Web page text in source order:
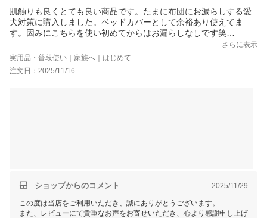
肌触りも良くとても良い商品です。たまに布団にお漏らしする愛
犬対策に購入しました。ベッドカバーとして余裕あり使えてま
す。因みにこちらを使い初めてからはお漏らしなしです笑
3枚がとてもお得だったのが良かったです。お漏らしの効果のほど
はまだ分かりませんが、いろいろ購入してきた商品の中で抜け毛
はすぐに取れるし一番扱いやすいです。ありがとうございまし
た。
さらに表示
実用品・普段使い｜家族へ｜はじめて
注文日：2025/11/16
ショップからのコメント 2025/11/29
この度は当店をご利用いただき、誠にありがとうございます。
また、レビューにて貴重なお声をお寄せいただき、心より感謝申し上げ